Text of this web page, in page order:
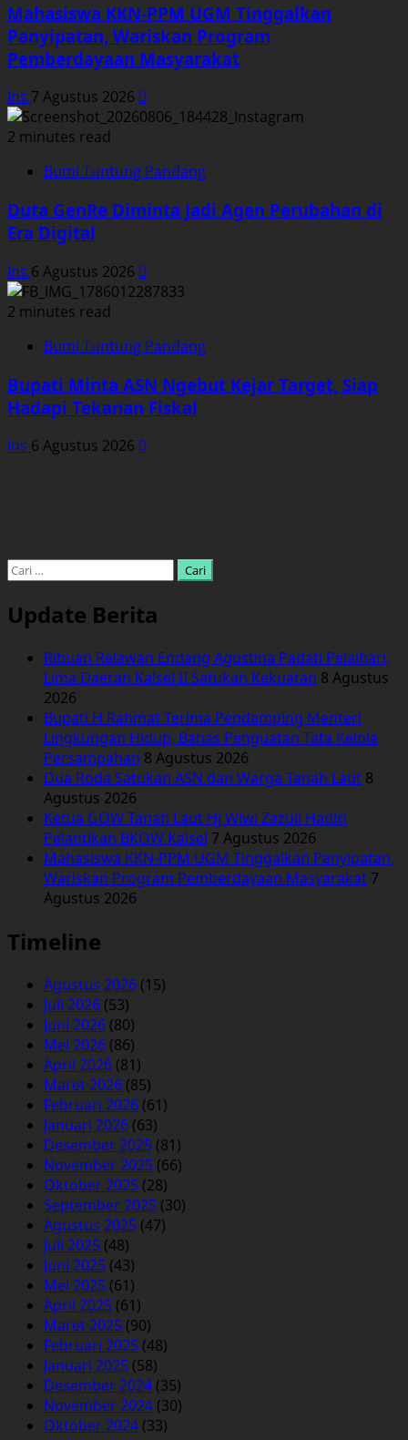
Mahasiswa KKN-PPM UGM Tinggalkan
Panyipatan, Wariskan Program
Pemberdayaan Masyarakat
Ins 7 Agustus 2026 0
2 minutes read
Bumi Tuntung Pandang
Duta GenRe Diminta Jadi Agen Perubahan di
Era Digital
Ins 6 Agustus 2026 0
2 minutes read
Bumi Tuntung Pandang
Bupati Minta ASN Ngebut Kejar Target, Siap
Hadapi Tekanan Fiskal
Ins 6 Agustus 2026 0
Cari
Update Berita
Ribuan Relawan Endang Agustina Padati Pelaihari,
Lima Daerah Kalsel II Satukan Kekuatan 8 Agustus
2026
Bupati H Rahmat Terima Pendamping Menteri
Lingkungan Hidup, Bahas Penguatan Tata Kelola
Persampahan 8 Agustus 2026
Dua Roda Satukan ASN dan Warga Tanah Laut 8
Agustus 2026
Ketua GOW Tanah Laut Hj Wiwi Zazuli Hadiri
Pelantikan BKOW Kalsel 7 Agustus 2026
Mahasiswa KKN-PPM UGM Tinggalkan Panyipatan,
Wariskan Program Pemberdayaan Masyarakat 7
Agustus 2026
Timeline
Agustus 2026 (15)
Juli 2026 (53)
Juni 2026 (80)
Mei 2026 (86)
April 2026 (81)
Maret 2026 (85)
Februari 2026 (61)
Januari 2026 (63)
Desember 2025 (81)
November 2025 (66)
Oktober 2025 (28)
September 2025 (30)
Agustus 2025 (47)
Juli 2025 (48)
Juni 2025 (43)
Mei 2025 (61)
April 2025 (61)
Maret 2025 (90)
Februari 2025 (48)
Januari 2025 (58)
Desember 2024 (35)
November 2024 (30)
Oktober 2024 (33)